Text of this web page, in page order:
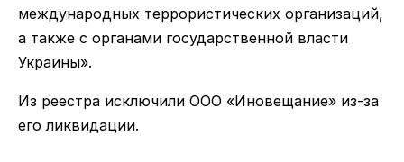
международных террористических организаций,
а также с органами государственной власти
Украины».
Из реестра исключили ООО «Иновещание» из-за
его ликвидации.